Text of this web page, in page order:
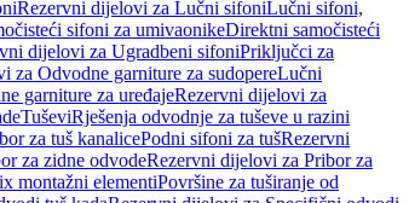
Rezervni dijelovi za Lučni sifoniLučni sifoni,
sifoni za umivaonikeDirektni samočisteći
dijelovi za Ugradbeni sifoniPriključci za
za Odvodne garniture za sudopereLučni
garniture za uređajeRezervni dijelovi za
TuševiRješenja odvodnje za tuševe u razini
za tuš kanalicePodni sifoni za tušRezervni
za zidne odvodeRezervni dijelovi za Pribor za
montažni elementiPovršine za tuširanje od